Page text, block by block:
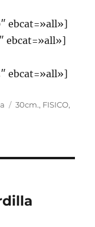
ebcat=»all»]
ebcat=»all»]
ebcat=»all»]
Etiquetas
30cm., FISICO,